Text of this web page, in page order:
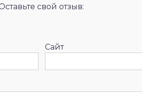
свой отзыв:
Сайт